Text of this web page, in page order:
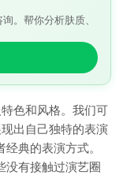
。帮你分析肤质、
色和风格。我们可
出自己独特的表演
典的表演方式。
没有接触过演艺圈